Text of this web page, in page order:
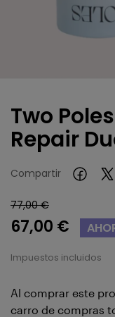
Two
Repair
Compartir
77,00 €
67,00 €
Impuestos incluidos
Al comprar este
carro de compras